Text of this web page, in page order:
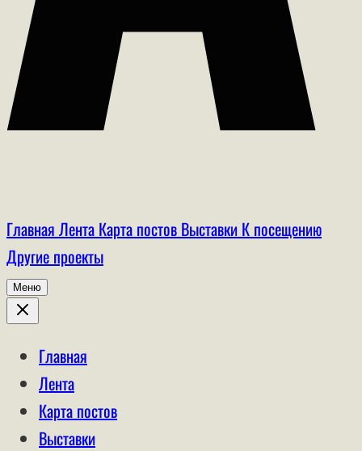
Главная Лента Карта постов Выставки К посещению
Другие проекты
Меню
Главная
Лента
Карта постов
Выставки